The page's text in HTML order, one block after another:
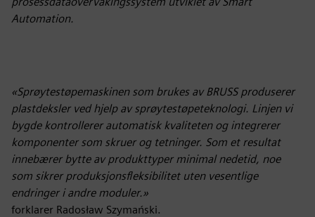
Automation.
«Sprøytestøpemaskinen som brukes av BRUSS produserer
plastdeksler ved hjelp av sprøytestøpeteknologi. Linjen vi
bygde kontrollerer automatisk kvaliteten og integrerer
komponenter som skruer og tetninger. Som et resultat
innebærer bytte av produkttyper minimal nedetid, noe
som sikrer produksjonsfleksibilitet uten vesentlige
endringer i andre moduler.»
forklarer Radosław Szymański.